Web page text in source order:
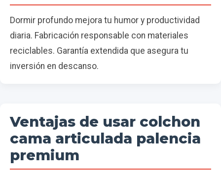
Dormir profundo mejora tu humor y productividad
diaria. Fabricación responsable con materiales
reciclables. Garantía extendida que asegura tu
inversión en descanso.
Ventajas de usar colchon
cama articulada palencia
premium